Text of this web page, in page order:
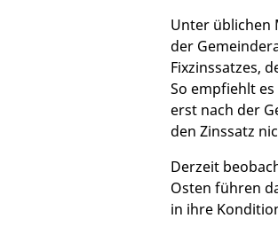
Unter üblichen
der
Fixzinssatzes,
So empfiehlt es
erst nach der
den Zinssatz
Derzeit
Osten führen
in ihre